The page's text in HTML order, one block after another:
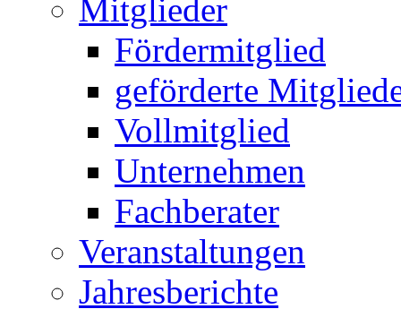
Mitglieder
Fördermitglied
geförderte
Vollmitglied
Unternehmen
Fachberater
Veranstaltungen
Jahresberichte